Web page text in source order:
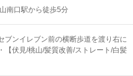
南口駅から徒歩5分
ブンイレブン前の横断歩道を渡り右に
【伏見/桃山/髪質改善/ストレート/白髪